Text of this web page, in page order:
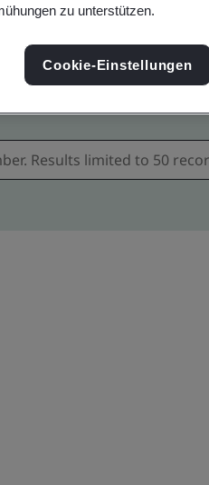
- Validation
zu unterstützen.
Cookie-Einstellungen